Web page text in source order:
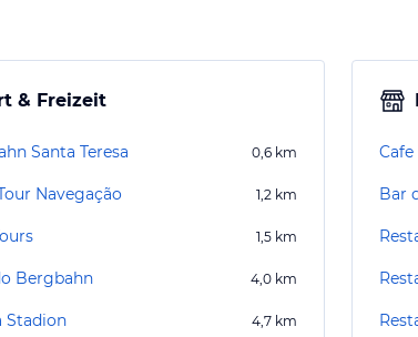
& Freizeit
Santa Teresa 0,6 km
Navegação 1,2 km
1,5 km
Bergbahn 4,0 km
Stadion 4,7 km
Bar